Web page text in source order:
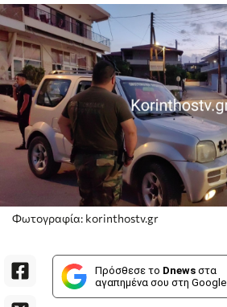
Φωτογραφία: korinthostv.gr
Πρόσθεσε το Dnews στα
αγαπημένα σου στη Google